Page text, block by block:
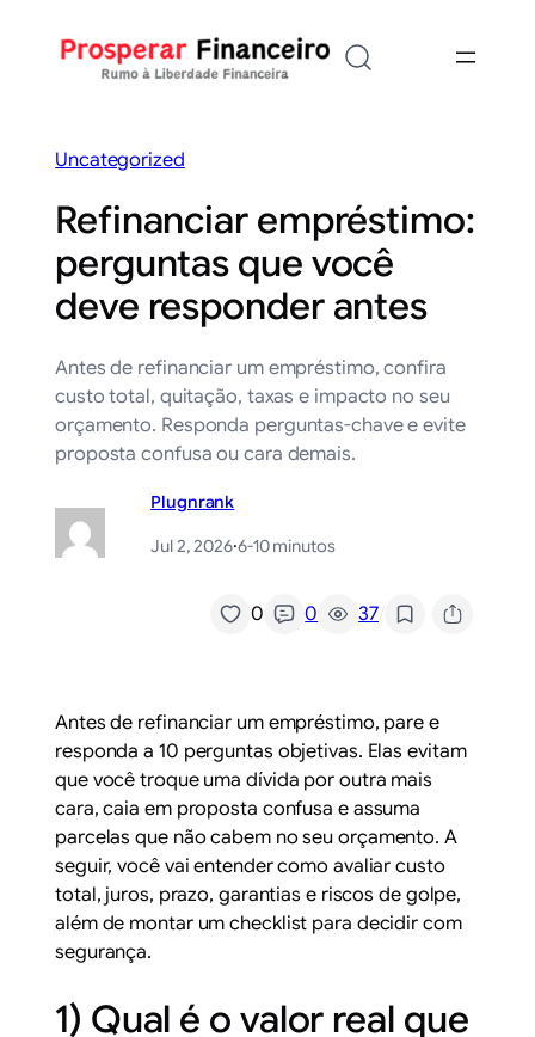
Uncategorized
Refinanciar empréstimo:
perguntas que você
deve responder antes
Antes de refinanciar um empréstimo, confira
custo total, quitação, taxas e impacto no seu
orçamento. Responda perguntas-chave e evite
proposta confusa ou cara demais.
Plugnrank
Jul 2, 2026·6-10 minutos
0 0 37/
Antes de refinanciar um empréstimo, pare e
responda a 10 perguntas objetivas. Elas evitam
que você troque uma dívida por outra mais
cara, caia em proposta confusa e assuma
parcelas que não cabem no seu orçamento. A
seguir, você vai entender como avaliar custo
total, juros, prazo, garantias e riscos de golpe,
além de montar um checklist para decidir com
segurança.
1) Qual é o valor real que